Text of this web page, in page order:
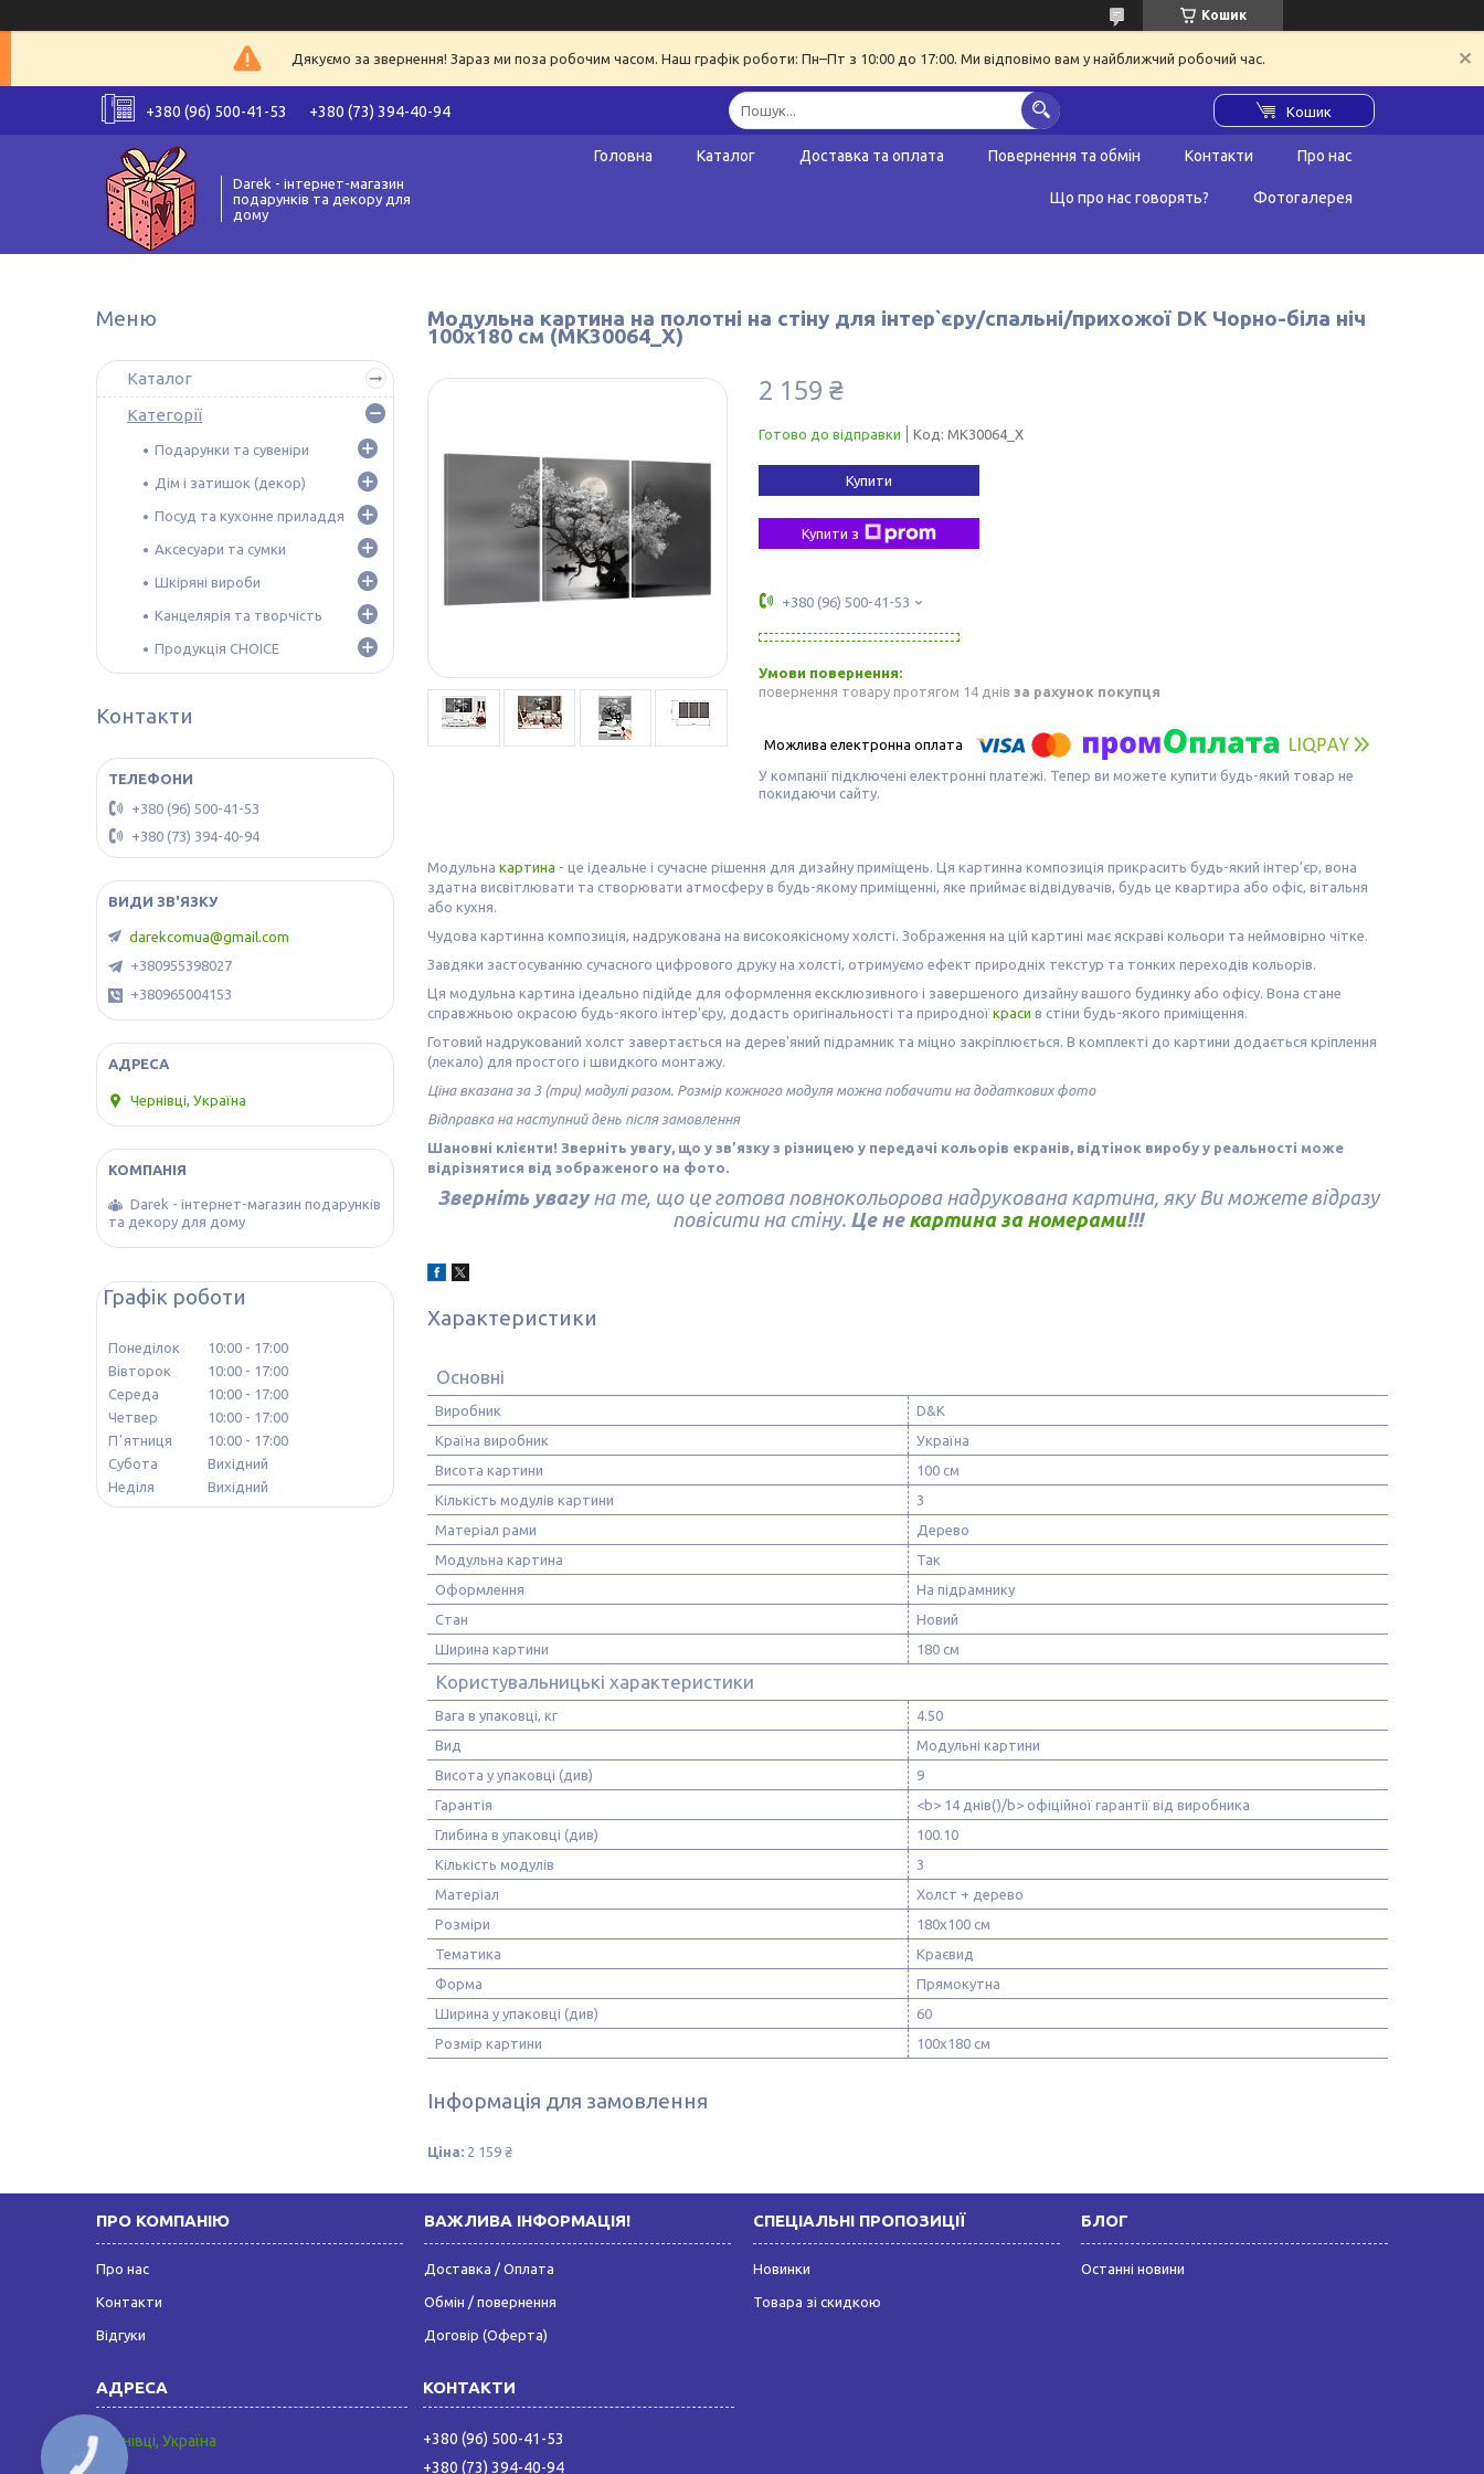
Кошик
Дякуємо за звернення! Зараз ми поза робочим часом. Наш графік роботи: Пн–Пт з 10:00 до 17:00. Ми відповімо вам у найближчий робочий час.
+380 (96) 500-41-53 +380 (73) 394-40-94 Кошик
Darek - інтернет-магазин
подарунків та декору для
дому
Головна Каталог Доставка та оплата Повернення та обмін Контакти Про нас
Що про нас говорять? Фотогалерея
Модульна картина на полотні на стіну для інтер`єру/спальні/прихожої DK Чорно-біла ніч
100x180 см (MK30064_X)
2 159 ₴
Готово до відправки Код: MK30064_X
Купити
Купити з
+380 (96) 500-41-53
повернення товару протягом 14 днів за рахунок покупця
У компанії підключені електронні платежі. Тепер ви можете купити будь-який товар не
покидаючи сайту.
Модульна картина - це ідеальне і сучасне рішення для дизайну приміщень. Ця картинна композиція прикрасить будь-який інтер’єр, вона
здатна висвітлювати та створювати атмосферу в будь-якому приміщенні, яке приймає відвідувачів, будь це квартира або офіс, вітальня
або кухня.
Чудова картинна композиція, надрукована на високоякісному холсті. Зображення на цій картині має яскраві кольори та неймовірно чітке.
Завдяки застосуванню сучасного цифрового друку на холсті, отримуємо ефект природніх текстур та тонких переходів кольорів.
Ця модульна картина ідеально підійде для оформлення ексклюзивного і завершеного дизайну вашого будинку або офісу. Вона стане
справжньою окрасою будь-якого інтер'єру, додасть оригінальності та природної краси в стіни будь-якого приміщення.
Готовий надрукований холст завертається на дерев'яний підрамник та міцно закріплюється. В комплекті до картини додається кріплення
(лекало) для простого і швидкого монтажу.
Ціна вказана за 3 (три) модулі разом. Розмір кожного модуля можна побачити на додаткових фото
Відправка на наступний день після замовлення
Шановні клієнти! Зверніть увагу, що у зв’язку з різницею у передачі кольорів екранів, відтінок виробу у реальності може
відрізнятися від зображеного на фото.
Зверніть увагуна те, що це готова повнокольорова надрукована картина, яку Ви можете відразу
повісити на стіну. Це не картина за номерами!!!
Характеристики
Основні
Виробник
D&K
Країна виробник
Україна
Висота картини
100 см
Кількість модулів картини
3
Матеріал рами
Дерево
Модульна картина
Так
Оформлення
На підрамнику
Стан
Новий
Ширина картини
180 см
Користувальницькі характеристики
Вага в упаковці, кг
4.50
Вид
Модульні картини
Висота у упаковці (див)
9
Гарантія
<b> 14 днів()/b> офіційної гарантії від виробника
Глибина в упаковці (див)
100.10
Кількість модулів
3
Матеріал
Холст + дерево
Розміри
180х100 см
Тематика
Краєвид
Форма
Прямокутна
Ширина у упаковці (див)
60
Розмір картини
100х180 см
Інформація для замовлення
Ціна: 2 159 ₴
Каталог
Категорії
Подарунки та сувеніри
Дім і затишок (декор)
Посуд та кухонне приладдя
Аксесуари та сумки
Шкіряні вироби
Канцелярія та творчість
Продукція CHOICE
Контакти
+380 (96) 500-41-53
+380 (73) 394-40-94
darekcomua@gmail.com
+380955398027
+380965004153
Чернівці, Україна
Darek - інтернет-магазин подарунків
та декору для дому
Графік роботи
Понеділок 10:00
17:00
Вівторок
10:00
17:00
Середа
10:00
17:00
Четвер
10:00
17:00
Пʼятниця
10:00
17:00
Субота
Вихідний
Неділя
Вихідний
ПРО КОМПАНІЮ
Про нас
Контакти
Відгуки
ВАЖЛИВА ІНФОРМАЦІЯ!
Доставка / Оплата
Обмін / повернення
Договір (Оферта)
СПЕЦІАЛЬНІ ПРОПОЗИЦІЇ
Новинки
Товара зі скидкою
БЛОГ
Останні новини
Чернівці, Україна
+380 (96) 500-41-53
+380 (73) 394-40-94
КНОПКА
ЗВ'ЯЗКУ